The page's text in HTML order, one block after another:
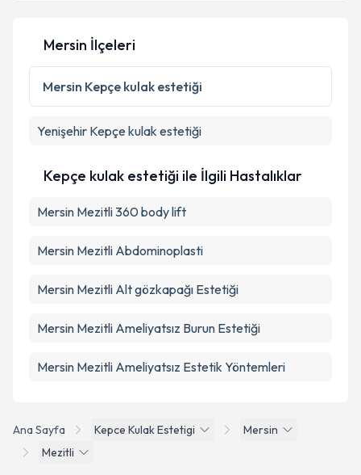
Kişisel verilerimin işlenmesine ilişkinAydınlatma
Metni
'ni okudum ve kişisel verilerimin belirtilen
kapsamda işlenmesini kabul ediyorum.
Ana Sayfa Kepce Kulak Estetigi
Mersin
Mezitli
Mersin İlçeleri
Mersin Kepçe kulak estetiği
Yenişehir Kepçe kulak estetiği
Kepçe kulak estetiği ile İlgili Hastalıklar
Mersin Mezitli 360 body lift
Mersin Mezitli Abdominoplasti
Mersin Mezitli Alt gözkapağı Estetiği
Mersin Mezitli Ameliyatsız Burun Estetiği
Mersin Mezitli Ameliyatsız Estetik Yöntemleri